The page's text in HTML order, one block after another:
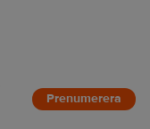
Prenumerera